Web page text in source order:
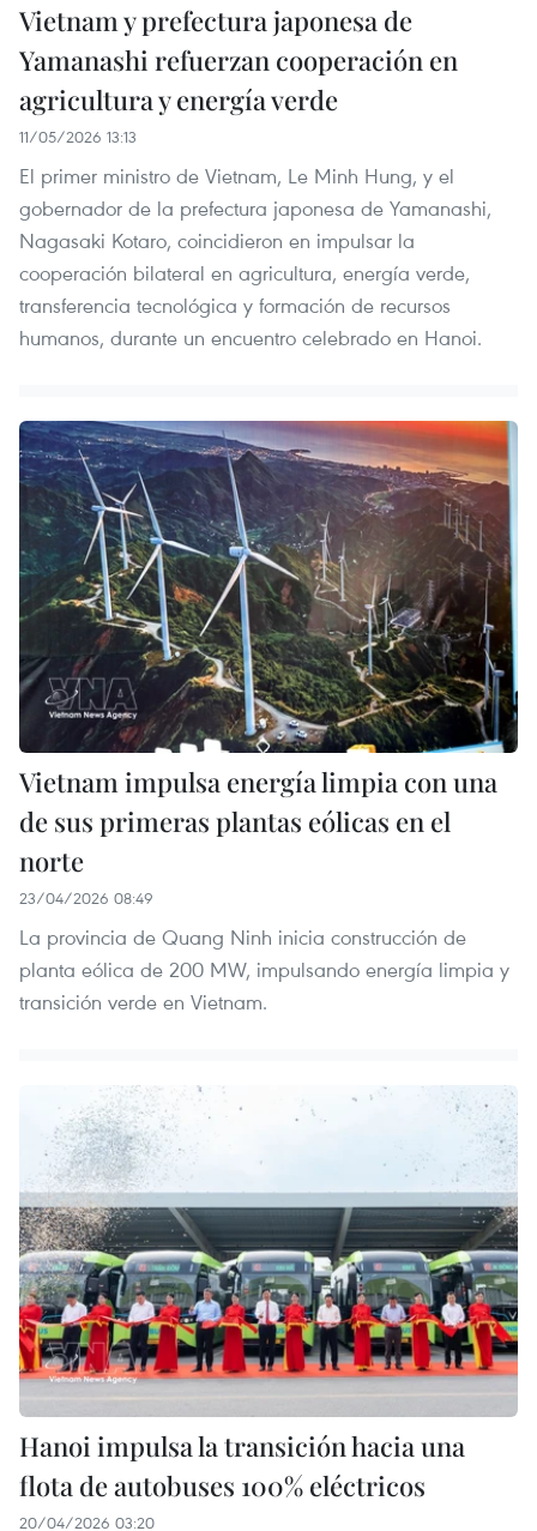
Vietnam y prefectura japonesa de
Yamanashi refuerzan cooperación en
agricultura y energía verde
11/05/2026 13:13
El primer ministro de Vietnam, Le Minh Hung, y el
gobernador de la prefectura japonesa de Yamanashi,
Nagasaki Kotaro, coincidieron en impulsar la
cooperación bilateral en agricultura, energía verde,
transferencia tecnológica y formación de recursos
humanos, durante un encuentro celebrado en Hanoi.
Vietnam impulsa energía limpia con una
de sus primeras plantas eólicas en el
norte
23/04/2026 08:49
La provincia de Quang Ninh inicia construcción de
planta eólica de 200 MW, impulsando energía limpia y
transición verde en Vietnam.
Hanoi impulsa la transición hacia una
flota de autobuses 100% eléctricos
20/04/2026 03:20